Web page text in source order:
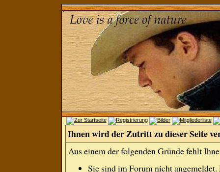
Ihnen wird der Zutritt zu dieser Seite
Aus einem der folgenden Gründe fehlt
Sie sind im Forum nicht